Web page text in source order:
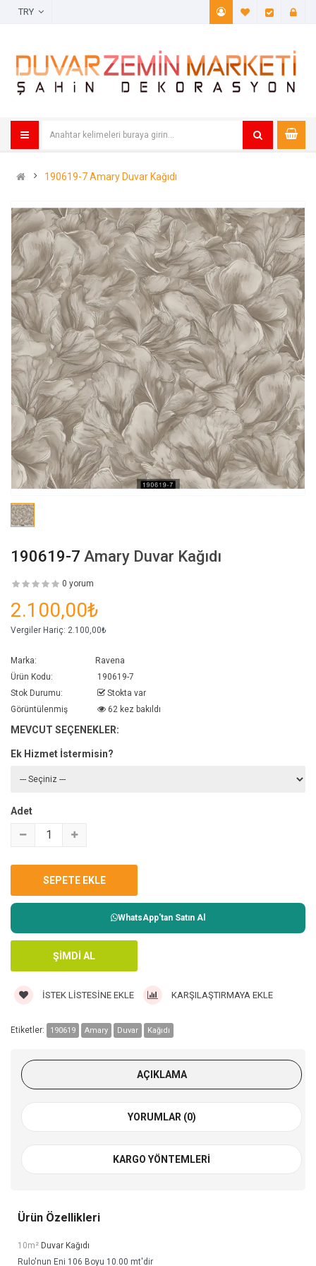
A. Listem
190619-7 Amary Duvar Kağıdı
190619-7 Amary Duvar Kağıdı
0 yorum
2.100,00₺
Vergiler Hariç: 2.100,00₺
Marka:
Ravena
Ürün Kodu:
190619-7
Stok Durumu:
Stokta var
Görüntülenmiş
62 kez bakıldı
MEVCUT SEÇENEKLER:
Ek Hizmet İstermisin?
Adet
WhatsApp'tan Satın Al
İSTEK LISTESINE EKLE KARŞILAŞTIRMAYA EKLE
Etiketler: 190619 Amary Duvar Kağıdı
AÇIKLAMA
YORUMLAR (0)
KARGO YÖNTEMLERI
Ürün Özellikleri
10m² Duvar Kağıdı
Rulo'nun Eni 106 Boyu 10.00 mt'dir